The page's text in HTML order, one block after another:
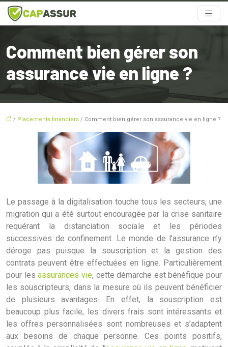
Comment bien gérer son
assurance vie en ligne ?
/ Placements financiers / Comment bien gérer son assurance vie en ligne ?
Le passage à la digitalisation touche tous les secteurs, une
migration qui a été surtout encouragée par la crise sanitaire
requérant la distanciation sociale et les périodes
successives de confinement. Le monde de l’assurance n’y
déroge pas puisque la souscription et la gestion des
contrats peuvent être effectuées en ligne. Particulièrement
pour lesassurances vie, cette démarche est bénéfique pour
les souscripteurs, dans la mesure où ils peuvent bénéficier
de plusieurs avantages. En effet, la souscription est
beaucoup plus facile, les divers frais sont intéressants et
les offres personnalisées sont nombreuses et s’adaptent
aux besoins de chaque personne. Ces points positifs,